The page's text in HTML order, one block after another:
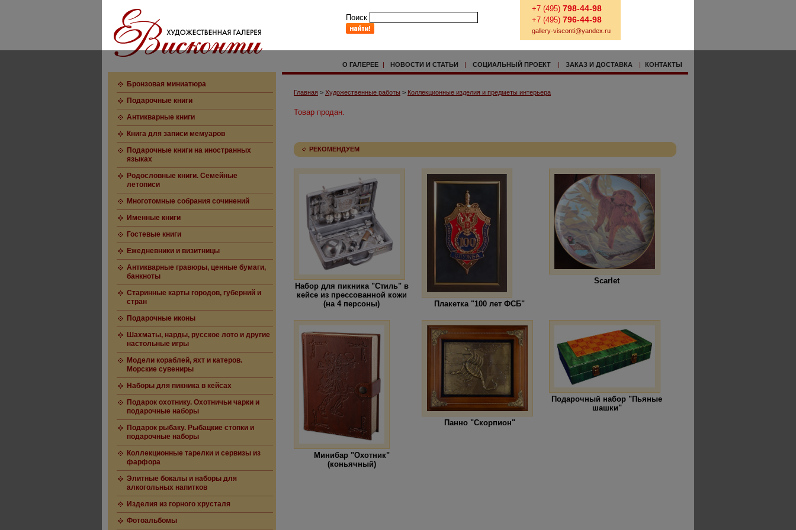
Поиск
+7 (495) 798-44-98
+7 (495) 796-44-98
gallery-visconti@yandex.ru
О ГАЛЕРЕЕ | НОВОСТИ И СТАТЬИ | СОЦИАЛЬНЫЙ ПРОЕКТ | ЗАКАЗ И ДОСТАВКА | КОНТАКТЫ
Бронзовая миниатюра
Подарочные книги
Антикварные книги
Книга для записи мемуаров
Подарочные книги на иностранных
языках
Родословные книги. Семейные
летописи
Многотомные собрания сочинений
Именные книги
Гостевые книги
Ежедневники и визитницы
Антикварные гравюры, ценные бумаги,
банкноты
Старинные карты городов, губерний и
стран
Подарочные иконы
Шахматы, нарды, русское лото и другие
настольные игры
Модели кораблей, яхт и катеров.
Морские сувениры
Наборы для пикника в кейсах
Подарок охотнику. Охотничьи чарки и
подарочные наборы
Подарок рыбаку. Рыбацкие стопки и
подарочные наборы
Коллекционные тарелки и сервизы из
фарфора
Элитные бокалы и наборы для
алкогольных напитков
Изделия из горного хрусталя
Фотоальбомы
Главная > Художественные работы > Коллекционные изделия и предметы интерьера
Товар продан.
РЕКОМЕНДУЕМ
Набор для пикника "Стиль" в
кейсе из прессованной кожи
(на 4 персоны)
Плакетка "100 лет ФСБ"
Scarlet
Минибар "Охотник"
(коньячный)
Панно "Скорпион"
Подарочный набор "Пьяные
шашки"